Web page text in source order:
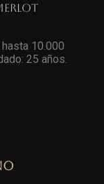
10.000
25 años